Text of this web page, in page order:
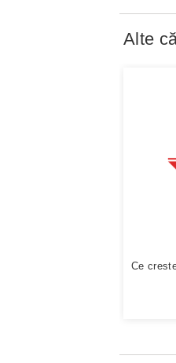
Alte
Ce